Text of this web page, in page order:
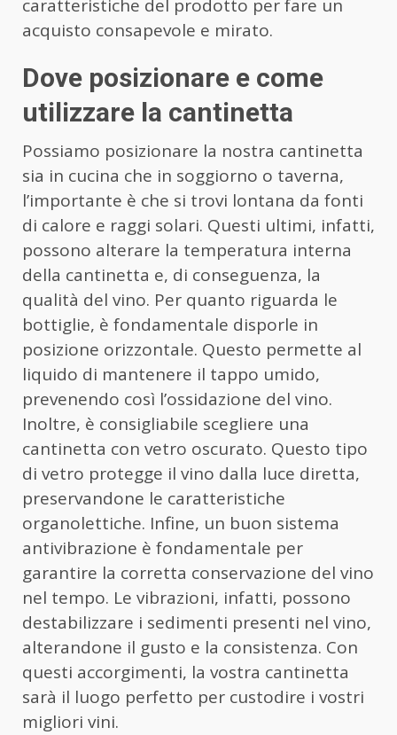
caratteristiche del prodotto per fare un
acquisto consapevole e mirato.
Dove posizionare e come
utilizzare la cantinetta
Possiamo posizionare la nostra cantinetta
sia in cucina che in soggiorno o taverna,
l’importante è che si trovi lontana da fonti
di calore e raggi solari. Questi ultimi, infatti,
possono alterare la temperatura interna
della cantinetta e, di conseguenza, la
qualità del vino. Per quanto riguarda le
bottiglie, è fondamentale disporle in
posizione orizzontale. Questo permette al
liquido di mantenere il tappo umido,
prevenendo così l’ossidazione del vino.
Inoltre, è consigliabile scegliere una
cantinetta con vetro oscurato. Questo tipo
di vetro protegge il vino dalla luce diretta,
preservandone le caratteristiche
organolettiche. Infine, un buon sistema
antivibrazione è fondamentale per
garantire la corretta conservazione del vino
nel tempo. Le vibrazioni, infatti, possono
destabilizzare i sedimenti presenti nel vino,
alterandone il gusto e la consistenza. Con
questi accorgimenti, la vostra cantinetta
sarà il luogo perfetto per custodire i vostri
migliori vini.